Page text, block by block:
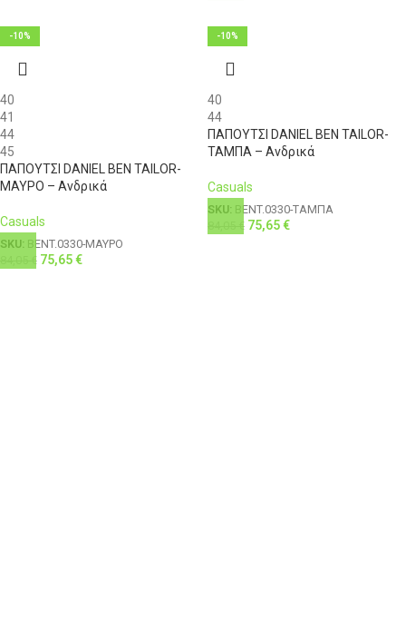
-10%
40
41
44
45
ΠΑΠΟΥΤΣΙ DANIEL BEN TAILOR-
ΜΑΥΡΟ – Ανδρικά
Casuals
SKU: BENT.0330-ΜΑΥΡΟ
€ 75,65€
-10%
40
44
ΠΑΠΟΥΤΣΙ DANIEL BEN TAILOR-
ΤΑΜΠΑ – Ανδρικά
Casuals
SKU: BENT.0330-ΤΑΜΠΑ
€ 75,65€